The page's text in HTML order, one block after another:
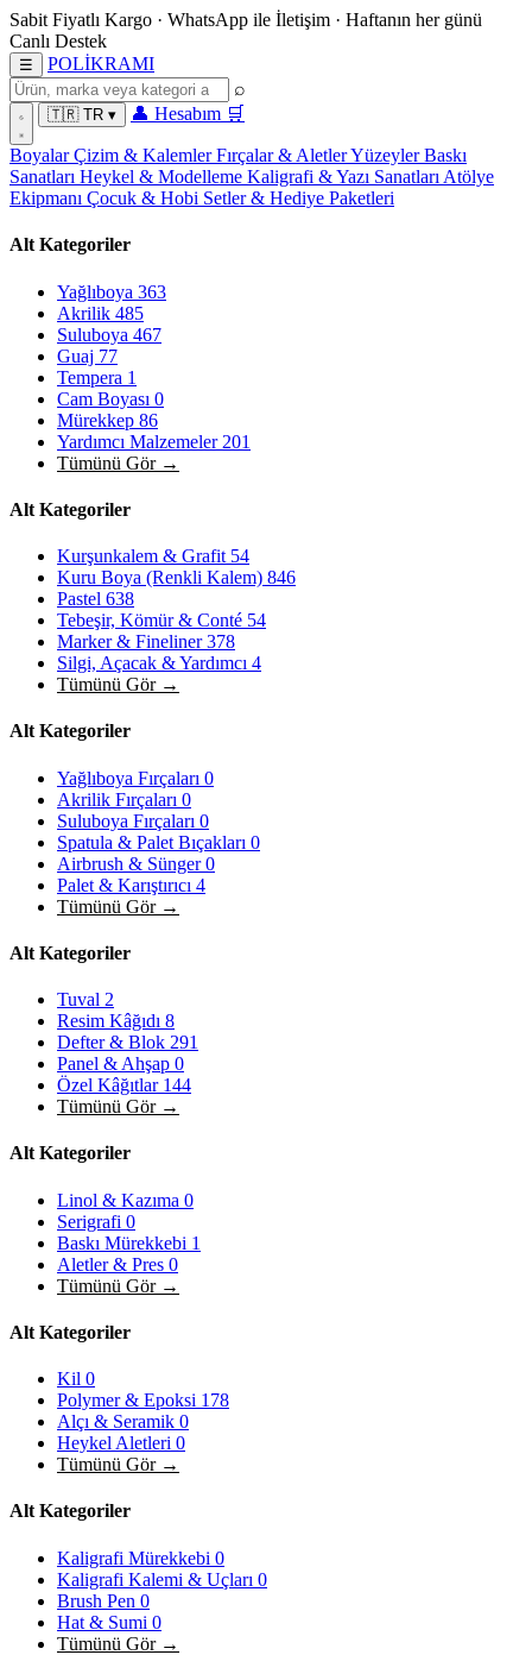
Sabit Fiyatlı Kargo · WhatsApp ile İletişim · Haftanın her günü
Canlı Destek
☰ POLİKRAMI
⌕
🇹🇷 TR ▾ 👤 Hesabım 🛒
BoyalarÇizim & KalemlerFırçalar & AletlerYüzeylerBaskı
Sanatları Heykel & Modelleme Kaligrafi & Yazı Sanatları Atölye
Ekipmanı Çocuk & Hobi Setler & Hediye Paketleri
Alt Kategoriler
Yağlıboya 363
Akrilik 485
Suluboya 467
Guaj 77
Tempera 1
Cam Boyası 0
Mürekkep 86
Yardımcı Malzemeler 201
Tümünü Gör →
Alt Kategoriler
Kurşunkalem & Grafit 54
Kuru Boya (Renkli Kalem) 846
Pastel 638
Tebeşir, Kömür & Conté 54
Marker & Fineliner378
Silgi, Açacak & Yardımcı 4
Tümünü Gör →
Alt Kategoriler
Yağlıboya Fırçaları 0
Akrilik Fırçaları 0
Suluboya Fırçaları 0
Spatula & Palet Bıçakları 0
Airbrush & Sünger0
Palet & Karıştırıcı 4
Tümünü Gör →
Alt Kategoriler
Tuval 2
Resim Kâğıdı 8
Defter & Blok 291
Panel & Ahşap 0
Özel Kâğıtlar 144
Tümünü Gör →
Alt Kategoriler
Linol & Kazıma 0
Serigrafi 0
Baskı Mürekkebi 1
Aletler & Pres 0
Tümünü Gör →
Alt Kategoriler
Kil 0
Polymer & Epoksi 178
Alçı & Seramik 0
Heykel Aletleri 0
Tümünü Gör →
Alt Kategoriler
Kaligrafi Mürekkebi 0
Kaligrafi Kalemi & Uçları 0
Brush Pen 0
Hat & Sumi 0
Tümünü Gör →